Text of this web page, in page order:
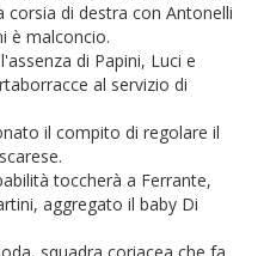
corsia di destra con Antonelli
è malconcio.
di Papini, Luci e
al servizio di
il compito di regolare il
toccherà a Ferrante,
aggregato il baby Di